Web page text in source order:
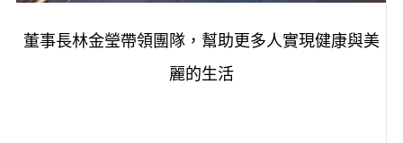
董事長林金瑩帶領團隊，幫助更多人實現健康與美
麗的生活